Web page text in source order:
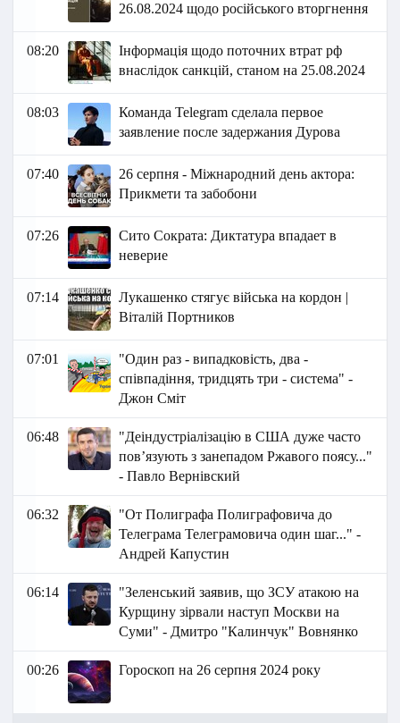
26.08.2024 щодо російського вторгнення
08:20
Інформація щодо поточних втрат рф
внаслідок санкцій, станом на 25.08.2024
08:03
Команда Telegram сделала первое
заявление после задержания Дурова
07:40
26 серпня - Міжнародний день актора:
Прикмети та забобони
07:26
Сито Сократа: Диктатура впадает в
неверие
07:14
Лукашенко стягує війська на кордон |
Віталій Портников
07:01
"Один раз - випадковість, два -
співпадіння, тридцять три - система" -
Джон Сміт
06:48
"Деіндустріалізацію в США дуже часто
повʼязують з занепадом Ржавого поясу..."
- Павло Вернівский
06:32
"От Полиграфа Полиграфовича до
Телеграма Телеграмовича один шаг..." -
Андрей Капустин
06:14
"Зеленський заявив, що ЗСУ атакою на
Курщину зірвали наступ Москви на
Суми" - Дмитро "Калинчук" Вовнянко
00:26 Гороскоп на 26 серпня 2024 року